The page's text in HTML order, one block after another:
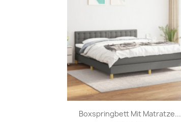
Boxspringbett Mit Matratze...
Vorschau